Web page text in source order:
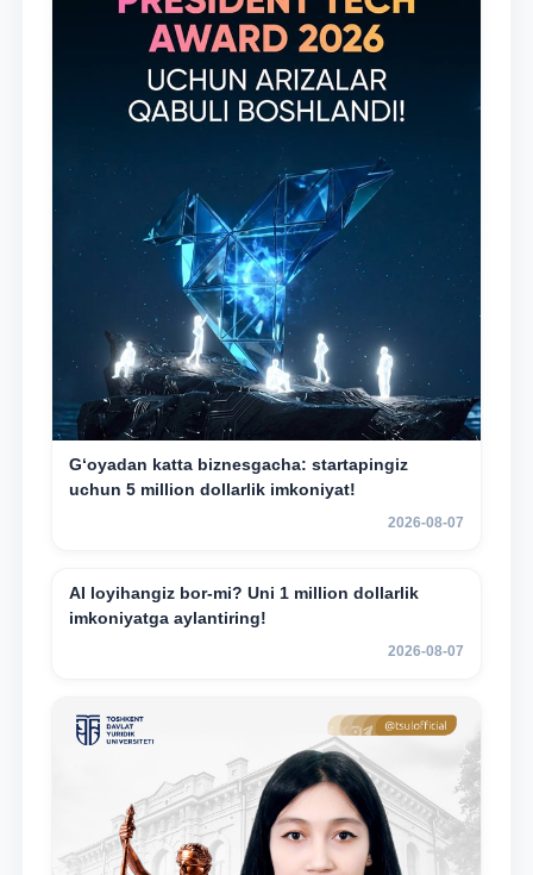
G‘oyadan katta biznesgacha: startapingiz
uchun 5 million dollarlik imkoniyat!
2026-08-07
AI loyihangiz bor-mi? Uni 1 million dollarlik
imkoniyatga aylantiring!
2026-08-07